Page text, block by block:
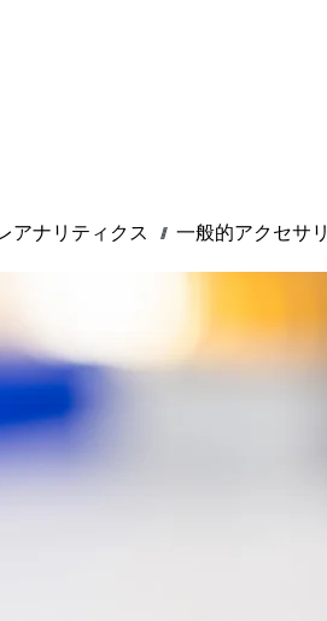
アナリティクス /// 一般的アクセサリ